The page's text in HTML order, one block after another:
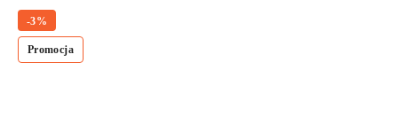
-3%
Promocja